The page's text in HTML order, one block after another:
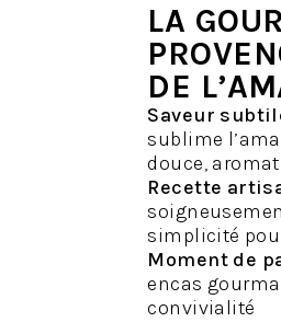
LA
DE
Saveur
sublime
douce,
Recette
simplicité
Moment de
encas
convivialité